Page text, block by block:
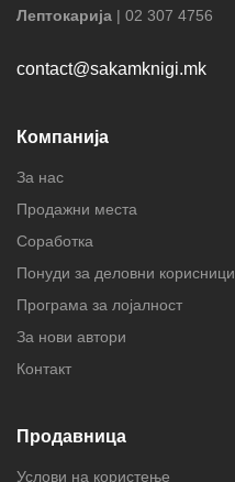
Лептокарија | 02 307 4756
contact@sakamknigi.mk
Компанија
За нас
Продажни места
Соработка
Понуди за деловни корисници
Програма за лојалност
За нови автори
Контакт
Продавница
Услови на користење